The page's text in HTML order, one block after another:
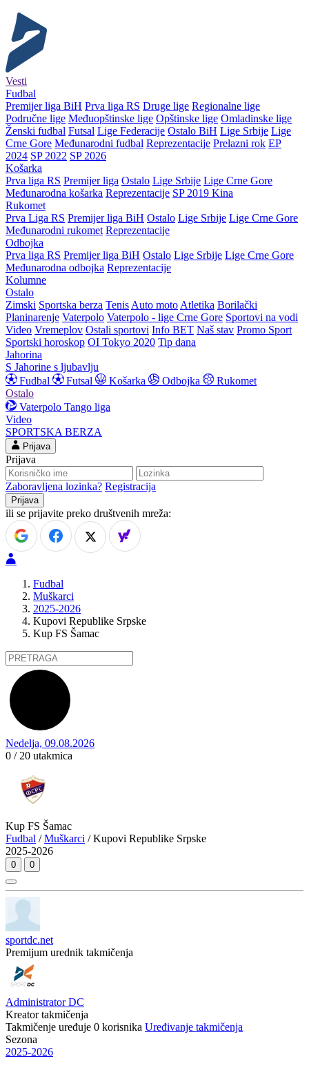
Vesti
Fudbal
Premijer liga BiH Prva liga RS Druge lige Regionalne lige
Područne lige Međuopštinske lige Opštinske lige Omladinske lige
Ženski fudbal Futsal Lige Federacije Ostalo BiH Lige Srbije Lige
Crne Gore Međunarodni fudbal Reprezentacije Prelazni rok EP
2024 SP 2022 SP 2026
Košarka
Prva liga RS Premijer liga Ostalo Lige Srbije Lige Crne Gore
Međunarodna košarka Reprezentacije SP 2019 Kina
Rukomet
Prva Liga RS Premijer liga BiH Ostalo Lige Srbije Lige Crne Gore
Međunarodni rukomet Reprezentacije
Odbojka
Prva liga RS Premijer liga BiH Ostalo Lige Srbije Lige Crne Gore
Međunarodna odbojka Reprezentacije
Kolumne
Ostalo
Zimski Sportska berza Tenis Auto moto Atletika Borilački
Planinarenje Vaterpolo Vaterpolo - lige Crne Gore Sportovi na vodi
Video Vremeplov Ostali sportovi Info BET Naš stav Promo Sport
Sportski horoskop OI Tokyo 2020 Tip dana
Jahorina
S Jahorine s ljubavlju
Fudbal
Futsal Košarka Odbojka
Rukomet
Ostalo
Vaterpolo Tango liga
Video
SPORTSKA BERZA
Prijava
Prijava
Zaboravljena lozinka? Registracija
ili se prijavite preko društvenih mreža:
Fudbal
Muškarci
2025-2026
Kupovi Republike Srpske
Kup FS Šamac
Nedelja, 09.08.2026
0 / 20 utakmica
Kup FS Šamac
Fudbal /Muškarci / Kupovi Republike Srpske
2025-2026
0 0
sportdc.net
Premijum urednik takmičenja
Administrator DC
Kreator takmičenja
Takmičenje uređuje 0 korisnika Uređivanje takmičenja
Sezona
2025-2026